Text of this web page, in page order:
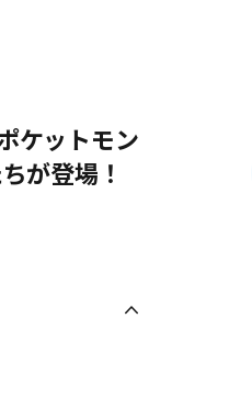
ケットモン
が登場！